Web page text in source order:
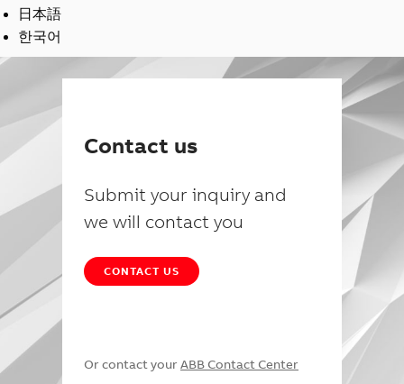
日本語
한국어
Contact us
Submit your inquiry and
we will contact you
CONTACT US
Or contact your ABB Contact Center